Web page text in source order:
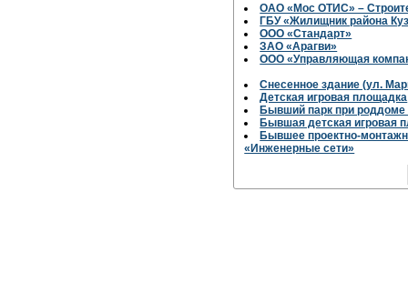
ОАО «Мос ОТИС» –
ГБУ «Жилищник района
ООО «Стандарт»
ЗАО «Арагви»
ООО «Управляющая
Снесенное здание (ул.
Детская игровая площадка
Бывший парк при
Бывшая детская игровая
Бывшее проектно-
«Инженерные сети»